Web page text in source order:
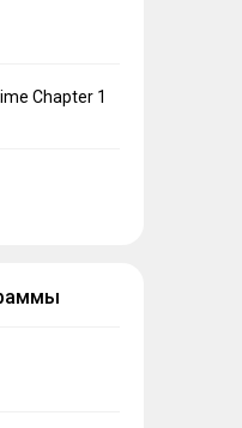
Chapter 1